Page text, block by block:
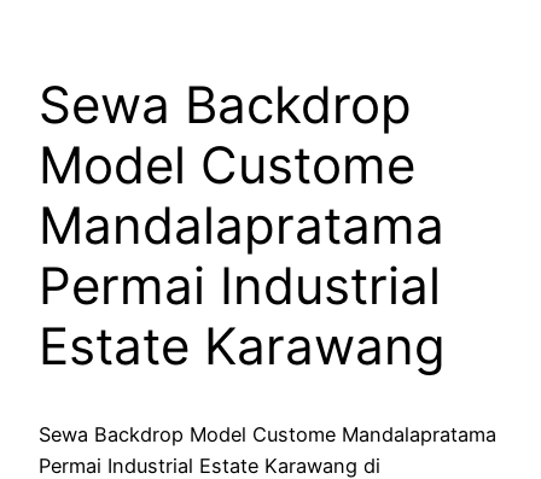
Sewa Backdrop
Model Custome
Mandalapratama
Permai Industrial
Estate Karawang
Sewa Backdrop Model Custome Mandalapratama
Permai Industrial Estate Karawang di